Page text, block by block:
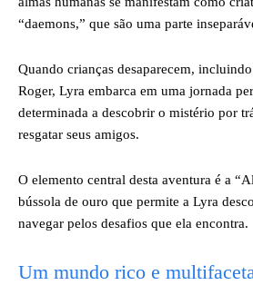
“daemons,” que são uma parte
Quando crianças desaparecem,
Roger, Lyra embarca em uma jornada
determinada a descobrir o mistério por
resgatar seus amigos.
O elemento central desta aventura é a
bússola de ouro que permite a Lyra
navegar pelos desafios que ela encontra.
Um mundo rico e